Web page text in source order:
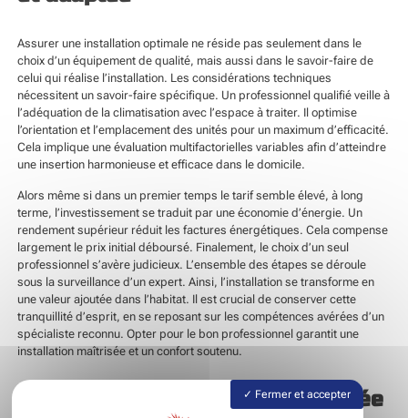
Assurer une installation optimale ne réside pas seulement dans le
choix d’un équipement de qualité, mais aussi dans le savoir-faire de
celui qui réalise l’installation. Les considérations techniques
nécessitent un savoir-faire spécifique. Un professionnel qualifié veille à
l’adéquation de la climatisation avec l’espace à traiter. Il optimise
l’orientation et l’emplacement des unités pour un maximum d’efficacité.
Cela implique une évaluation multifactorielles variables afin d’atteindre
une insertion harmonieuse et efficace dans le domicile.
Alors même si dans un premier temps le tarif semble élevé, à long
terme, l’investissement se traduit par une économie d’énergie. Un
rendement supérieur réduit les factures énergétiques. Cela compense
largement le prix initial déboursé. Finalement, le choix d’un seul
professionnel s’avère judicieux. L’ensemble des étapes se déroule
sous la surveillance d’un expert. Ainsi, l’installation se transforme en
une valeur ajoutée dans l’habitat. Il est crucial de conserver cette
tranquillité d’esprit, en se reposant sur les compétences avérées d’un
spécialiste reconnu. Opter pour le bon professionnel garantit une
installation maîtrisée et un confort soutenu.
L’effet d’une expertise spécialisée
Fermer et accepter